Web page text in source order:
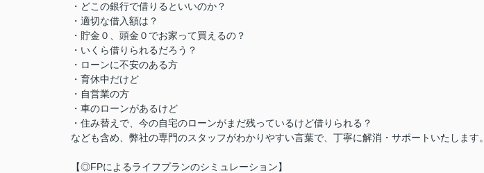
・どこの銀行で借りるといいのか？
・適切な借入額は？
・貯金０、頭金０でお家って買えるの？
・いくら借りられるだろう？
・ローンに不安のある方
・育休中だけど
・自営業の方
・車のローンがあるけど
・住み替えで、今の自宅のローンがまだ残っているけど借りられる？
なども含め、弊社の専門のスタッフがわかりやすい言葉で、丁寧に解消・サポートいたします。
【◎FPによるライフプランのシミュレーション】